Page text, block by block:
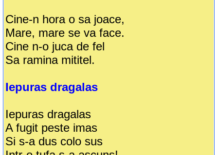
Cine-n hora o sa joace,
Mare, mare se va face.
Cine n-o juca de fel
Sa ramina mititel.
Iepuras dragalas
Iepuras dragalas
A fugit peste imas
Si s-a dus colo sus